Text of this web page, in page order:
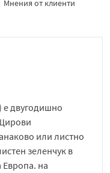
Мнения от клиенти
е двугодишно
или листно
зеленчук в
Европа. на